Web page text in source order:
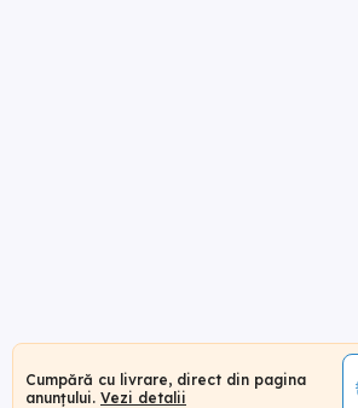
Cumpără cu livrare, direct din pagina
anunțului. Vezi detalii